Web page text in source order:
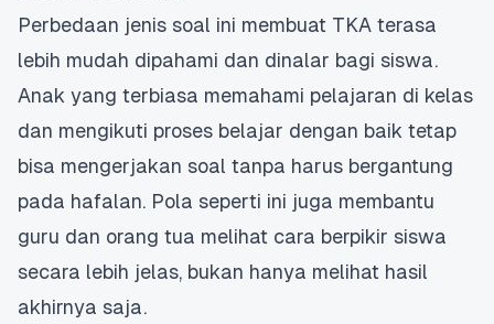
Perbedaan jenis soal ini membuat TKA terasa
lebih mudah dipahami dan dinalar bagi siswa.
Anak yang terbiasa memahami pelajaran di kelas
dan mengikuti proses belajar dengan baik tetap
bisa mengerjakan soal tanpa harus bergantung
pada hafalan. Pola seperti ini juga membantu
guru dan orang tua melihat cara berpikir siswa
secara lebih jelas, bukan hanya melihat hasil
akhirnya saja.